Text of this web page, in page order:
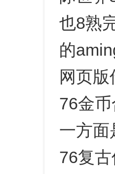
也8熟
的
网页
76金
一方面
76复